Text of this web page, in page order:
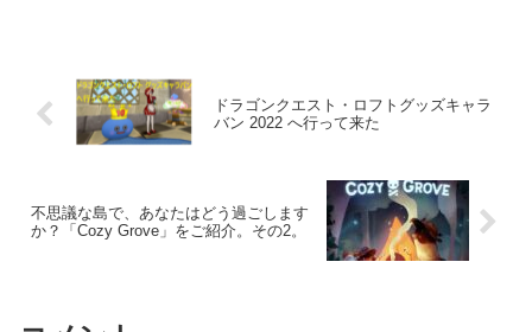
ドラゴンクエスト・ロフトグッズキャラ
バン 2022 へ行って来た
不思議な島で、あなたはどう過ごします
か？「Cozy Grove」をご紹介。その2。